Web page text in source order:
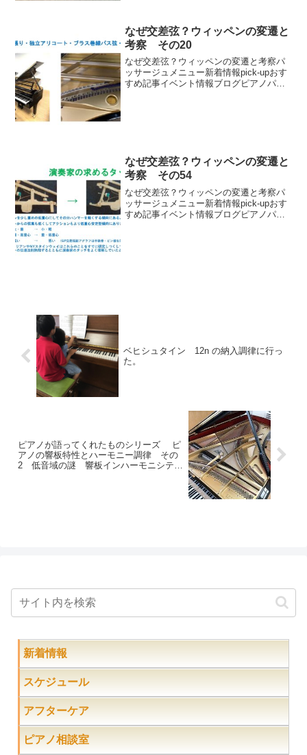
なぜ交差弦？ウィッペンの変遷と
考察 その20
なぜ交差弦？ウィッペンの変遷と考察パ
ッサージュメニュー新着情報pick-upおす
すめ記事イベント情報ブログピアノパッ
なぜ交差弦？ウィッペンの変遷と
考察 その54
なぜ交差弦？ウィッペンの変遷と考察パ
ッサージュメニュー新着情報pick-upおす
すめ記事イベント情報ブログピアノパッ
ベヒシュタイン 12n の納入調律に行っ
た。
ピアノが語ってくれたものシリーズ ピ
アノの響板特性とハーモニー調律 その
2 低音域の謎 響板インハーモニシティ
新着情報
スケジュール
アフターケア
ピアノ相談室